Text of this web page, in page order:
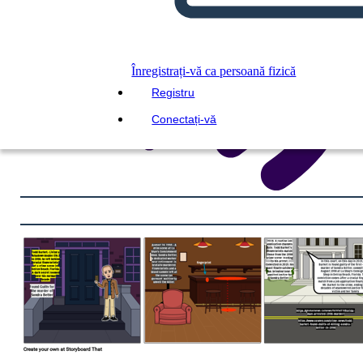
Înregistrați-vă ca persoană fizică
Registru
Conectați-vă